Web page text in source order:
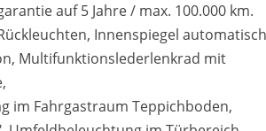
auf 5 Jahre / max. 100.000 km.
Innenspiegel automatisch
Multifunktionslederlenkrad mit
im Fahrgastraum Teppichboden,